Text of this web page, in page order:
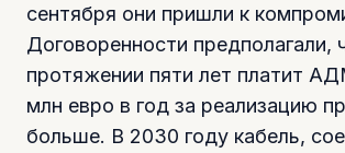
сентября они пришли к
Договоренности предполагали,
протяжении пяти лет платит
млн евро в год за реализацию
больше. В 2030 году кабель,